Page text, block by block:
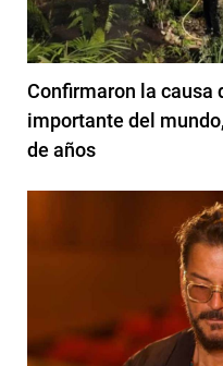
Confirmaron la causa
importante del
de años